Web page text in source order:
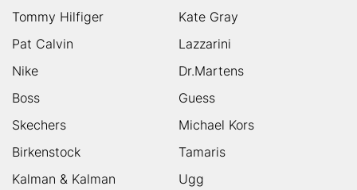
Tommy Hilfiger
Kate Gray
Pat Calvin
Lazzarini
Nike
Dr.Martens
Boss
Guess
Skechers
Michael Kors
Birkenstock
Tamaris
Kalman & Kalman
Ugg